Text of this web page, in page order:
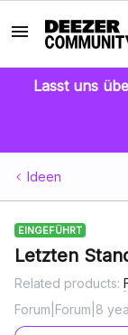
Lasst uns
Ideen
EINGEFÜHRT
Letzten
Related products:
Forum|Forum|8